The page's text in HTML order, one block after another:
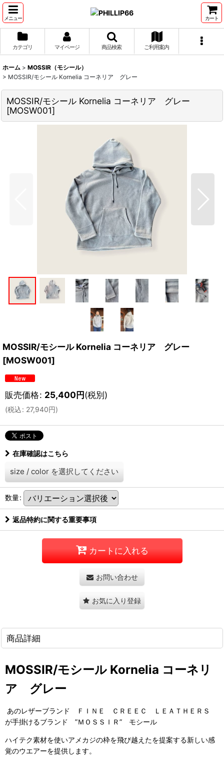
メニュー カート
カテゴリ マイページ 商品検索 ご利用案内
ホーム > MOSSIR（モシール）
> MOSSIR/モシール Kornelia コーネリア グレー
MOSSIR/モシール Kornelia コーネリア グレー
[MOSW001]
MOSSIR/モシール Kornelia コーネリア グレー
[MOSW001]
販売価格: 25,400円(税別)
(税込: 27,940円)
在庫確認はこちら
size / color を選択してください
数量:
返品特約に関する重要事項
カートに入れる
お問い合わせ
お気に入り登録
商品詳細
MOSSIR/モシール Kornelia コーネリ
ア グレー
あのレザーブランド ＦＩＮＥ ＣＲＥＥＣ ＬＥＡＴＨＥＲＳ
が手掛けるブランド ”ＭＯＳＳＩＲ” モシール
ハイテク素材を使いアメカジの枠を飛び越えたを提案する新しい感
覚のウエアーを提供します。